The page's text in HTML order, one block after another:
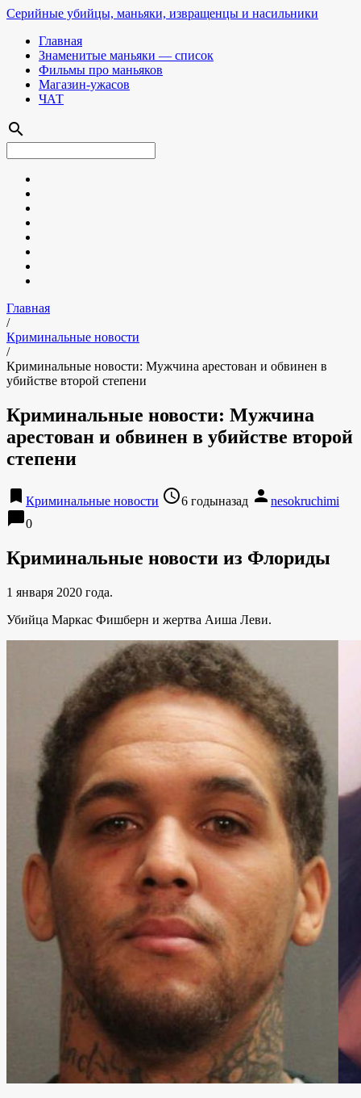
Серийные убийцы, маньяки, извращенцы и насильники
Главная
Знаменитые маньяки — список
Фильмы про маньяков
Магазин-ужасов
ЧАТ
search
Главная
/
Криминальные новости
/
Криминальные новости: Мужчина арестован и обвинен в
убийстве второй степени
Криминальные новости: Мужчина
арестован и обвинен в убийстве второй
степени
bookmark Криминальные новости access_time6 годыназад person nesokruchimi
chat_bubble0
Криминальные новости из Флориды
1 января 2020 года.
Убийца Маркас Фишберн и жертва Аиша Леви.